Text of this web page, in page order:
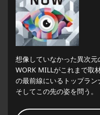
想像していなかった異次元
WORK MILLがこれまで取
の最前線にいるトップラン
そしてこの先の姿を問う。